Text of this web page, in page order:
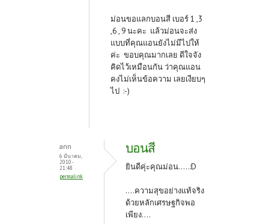
ม่อนขอแลกบอนสี เบอร์ 1 ,3
,6 , 9 นะคะ แล้วม่อนจะส่ง
แบบที่คุณแอนยังไม่มีไปให้
ค่ะ ขอบคุณมากเลย ดีใจจัง
คิดไว้เหมือนกัน ว่าคุณแอน
คงไม่เห็นข้อความ เลยเงียบๆ
ไป :-)
ann
6 มีนาคม,
2010 -
21:48
permalink
บอนสี
ยินดีคุ่ะคุณม่อน.....:D
....ความสุขอย่างแท้จริง
ด้วยหลักเศรษฐกิจพอ
เพียง....